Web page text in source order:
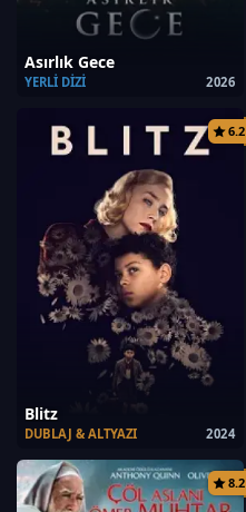
Asırlık Gece
2026
YERLI DIZI
6.2
Blitz
2024
DUBLAJ & ALTYAZI
8.2